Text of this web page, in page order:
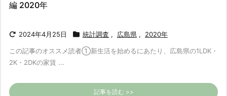
編 2020年
2024年4月25日 統計調査 , 広島県 , 2020年
この記事のオススメ読者①新生活を始めるにあたり、広島県の1LDK・
2K・2DKの家賃 ...
記事を読む >>